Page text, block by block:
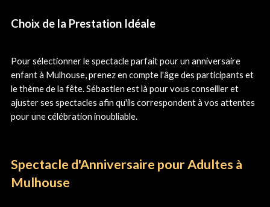
Choix de la Prestation Idéale
Pour sélectionner le spectacle parfait pour un anniversaire
enfant à Mulhouse, prenez en compte l'âge des participants et
le thème de la fête. Sébastien est là pour vous conseiller et
ajuster ses spectacles afin qu'ils correspondent à vos attentes
pour une célébration inoubliable.
Spectacle d'Anniversaire pour Adultes à
Mulhouse